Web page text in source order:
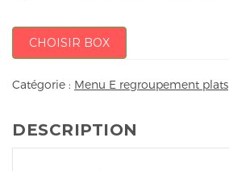
CHOISIR BOX
Catégorie : Menu E regroupement plats
DESCRIPTION